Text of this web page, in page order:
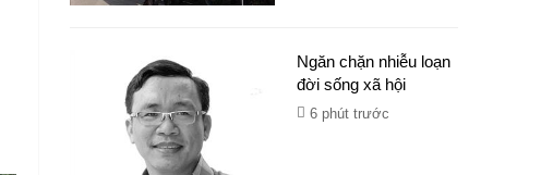
Ngăn chặn nhiễu loạn
đời sống xã hội
6 phút trước